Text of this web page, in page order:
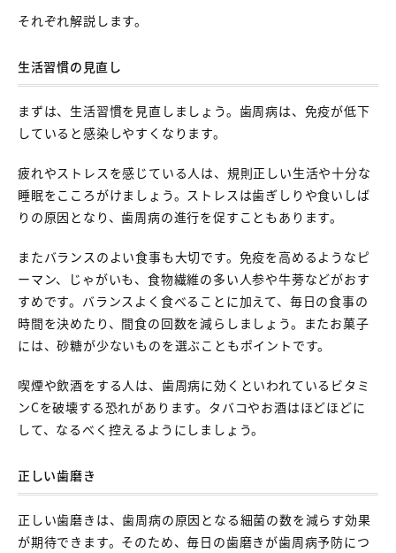
それぞれ解説します。
生活習慣の見直し
まずは、生活習慣を見直しましょう。歯周病は、免疫が低下
していると感染しやすくなります。
疲れやストレスを感じている人は、規則正しい生活や十分な
睡眠をこころがけましょう。ストレスは歯ぎしりや食いしば
りの原因となり、歯周病の進行を促すこともあります。
またバランスのよい食事も大切です。免疫を高めるようなピ
ーマン、じゃがいも、食物繊維の多い人参や牛蒡などがおす
すめです。バランスよく食べることに加えて、毎日の食事の
時間を決めたり、間食の回数を減らしましょう。またお菓子
には、砂糖が少ないものを選ぶこともポイントです。
喫煙や飲酒をする人は、歯周病に効くといわれているビタミ
ンCを破壊する恐れがあります。タバコやお酒はほどほどに
して、なるべく控えるようにしましょう。
正しい歯磨き
正しい歯磨きは、歯周病の原因となる細菌の数を減らす効果
が期待できます。そのため、毎日の歯磨きが歯周病予防につ